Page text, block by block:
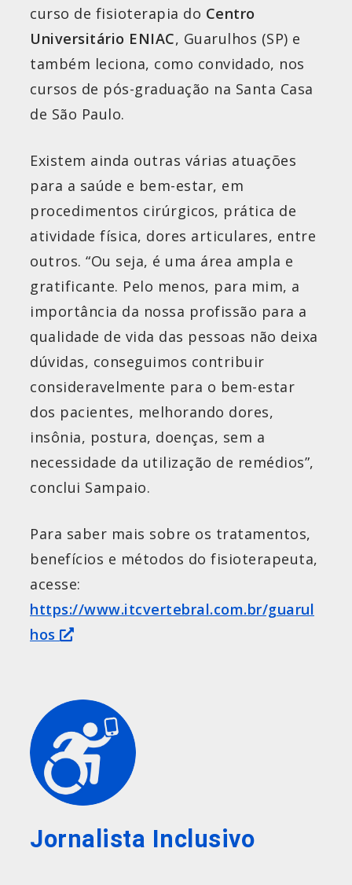
curso de fisioterapia do Centro
Universitário ENIAC, Guarulhos (SP) e
também leciona, como convidado, nos
cursos de pós-graduação na Santa Casa
de São Paulo.
Existem ainda outras várias atuações
para a saúde e bem-estar, em
procedimentos cirúrgicos, prática de
atividade física, dores articulares, entre
outros. “Ou seja, é uma área ampla e
gratificante. Pelo menos, para mim, a
importância da nossa profissão para a
qualidade de vida das pessoas não deixa
dúvidas, conseguimos contribuir
consideravelmente para o bem-estar
dos pacientes, melhorando dores,
insônia, postura, doenças, sem a
necessidade da utilização de remédios”,
conclui Sampaio.
Para saber mais sobre os tratamentos,
benefícios e métodos do fisioterapeuta,
acesse:
https://www.itcvertebral.com.br/guarul
hos
Jornalista Inclusivo